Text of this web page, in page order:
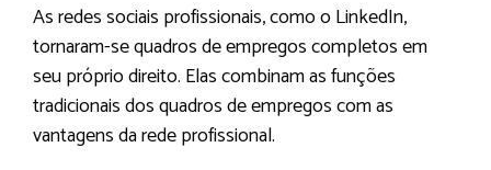
As redes sociais profissionais, como o LinkedIn,
tornaram-se quadros de empregos completos em
seu próprio direito. Elas combinam as funções
tradicionais dos quadros de empregos com as
vantagens da rede profissional.